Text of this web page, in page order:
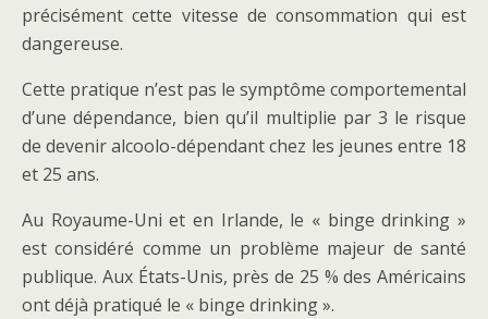
précisément cette vitesse de consommation qui est
dangereuse.
Cette pratique n’est pas le symptôme comportemental
d’une dépendance, bien qu’il multiplie par 3 le risque
de devenir alcoolo-dépendant chez les jeunes entre 18
et 25 ans.
Au Royaume-Uni et en Irlande, le « binge drinking »
est considéré comme un problème majeur de santé
publique. Aux États-Unis, près de 25 % des Américains
ont déjà pratiqué le « binge drinking ».